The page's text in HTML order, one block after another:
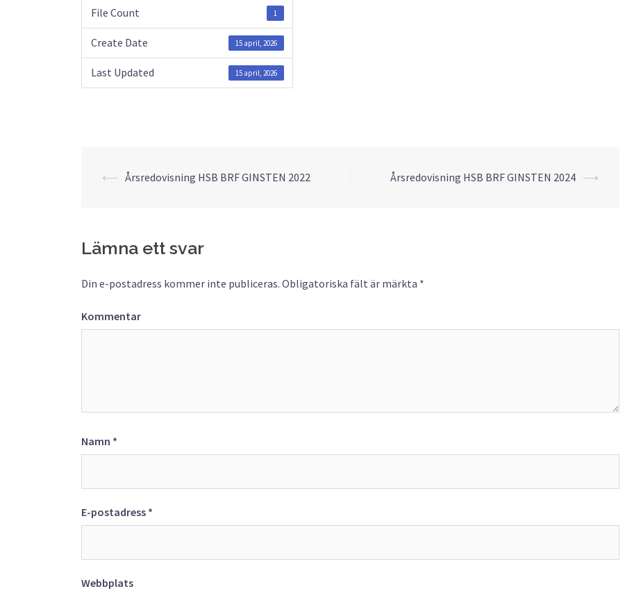
File Count 1
Create Date 15 april, 2026
Last Updated 15 april, 2026
Inläggsnavigering
⟵ Årsredovisning HSB BRF GINSTEN 2022 Årsredovisning HSB BRF GINSTEN 2024 ⟶
Lämna ett svar
Din e-postadress kommer inte publiceras. Obligatoriska fält är märkta *
Kommentar
Namn *
E-postadress *
Webbplats